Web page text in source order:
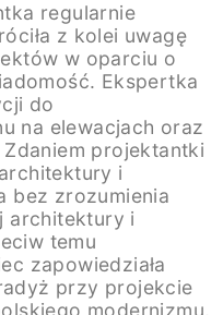
regularnie
z kolei uwagę
w oparciu o
Ekspertka
do
na elewacjach oraz
projektantki
i
bez zrozumienia
architektury i
temu
zapowiedziała
przy projekcie